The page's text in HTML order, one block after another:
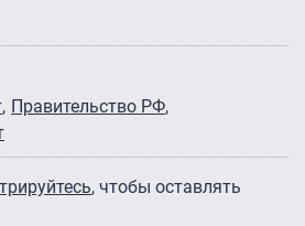
Правительство РФ
, чтобы оставлять